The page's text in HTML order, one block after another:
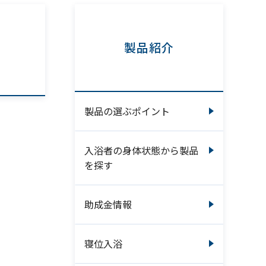
製品紹介
製品の選ぶポイント
入浴者の身体状態から製品
を探す
助成金情報
寝位入浴